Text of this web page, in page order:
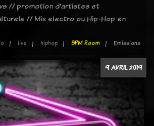
// promotion d'artistes et
// Mix electro ou Hip-Hop en
live hiphop BPM Room Emissions
9 AVRIL 2019